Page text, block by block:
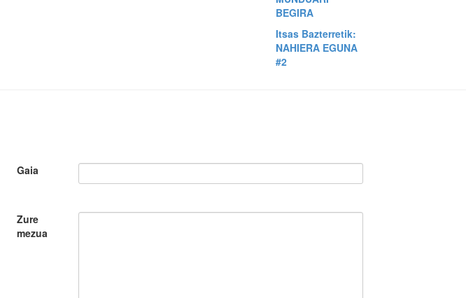
BEGIRA
Itsas Bazterretik:
NAHIERA EGUNA
#2
Gaia
Zure
mezua